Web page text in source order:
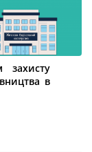
захисту
в